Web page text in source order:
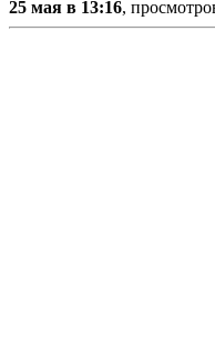
25 мая в 13:16,